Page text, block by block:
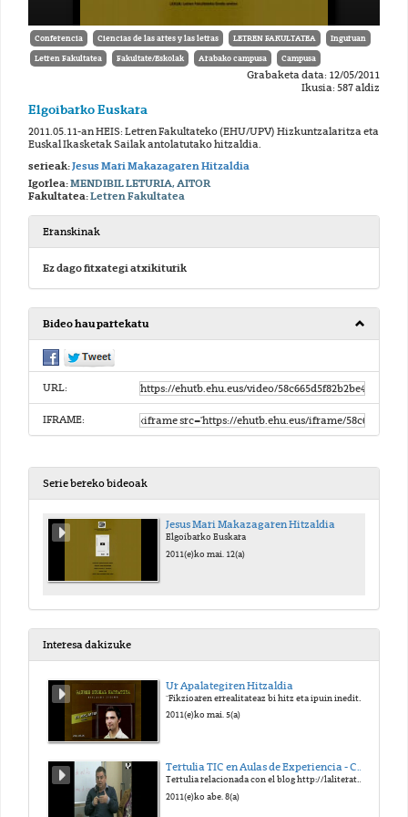
Conferencia Ciencias de las artes y las letras LETREN FAKULTATEA Inguruan
Letren Fakultatea Fakultate/Eskolak Arabako campusa Campusa
Grabaketa data: 12/05/2011
Ikusia: 587 aldiz
Elgoibarko Euskara
2011.05.11-an HEIS: Letren Fakultateko (EHU/UPV) Hizkuntzalaritza eta
Euskal Ikasketak Sailak antolatutako hitzaldia.
serieak:Jesus Mari Makazagaren Hitzaldia
Igorlea:MENDIBIL LETURIA, AITOR
Fakultatea:Letren Fakultatea
Eranskinak
Ez dago fitxategi atxikiturik
Bideo hau partekatu
URL:
IFRAME:
Serie bereko bideoak
Jesus Mari Makazagaren Hitzaldia
Elgoibarko Euskara
2011(e)ko mai. 12(a)
Interesa dakizuke
Ur Apalategiren Hitzaldia
"Fikzioaren errealitateaz bi hitz eta ipuin inedito bat"
2011(e)ko mai. 5(a)
Tertulia TIC en Aulas de Experiencia - Campus de Gipuzkoa
Tertulia relacionada con el blog http://laliteraturaesuntesoro.blogspot.com
2011(e)ko abe. 8(a)